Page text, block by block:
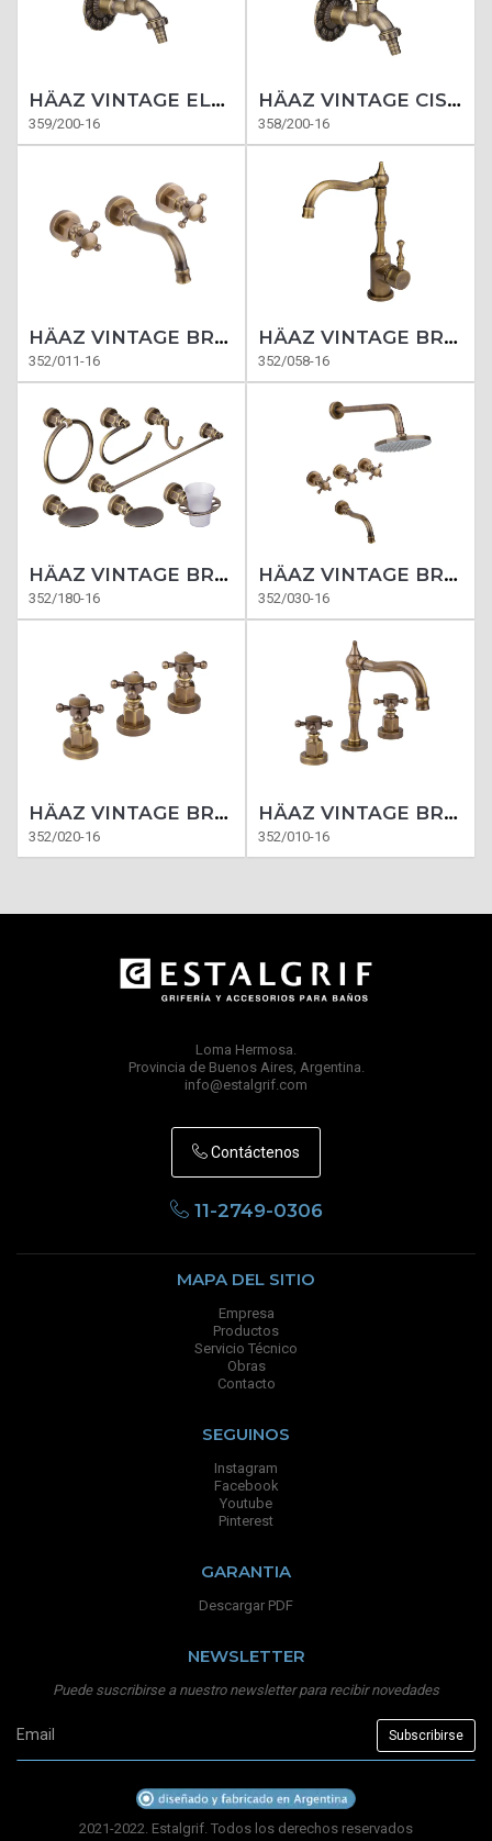
HÄAZ VINTAGE ELEFANTE BRONCE
359/200-16
HÄAZ VINTAGE CISNE BRONCE
358/200-16
HÄAZ VINTAGE BRONCE LAVATORIO PARED
352/011-16
HÄAZ VINTAGE BRONCE COCINA
352/058-16
HÄAZ VINTAGE BRONCE ACCESORIOS
352/180-16
HÄAZ VINTAGE BRONCE BAÑERA
352/030-16
HÄAZ VINTAGE BRONCE
352/020-16
HÄAZ VINTAGE BRONCE LAVATORIO
352/010-16
Loma Hermosa.
Provincia de Buenos Aires, Argentina.
info@estalgrif.com
Contáctenos
11-2749-0306
MAPA DEL SITIO
Empresa
Productos
Servicio Técnico
Obras
Contacto
SEGUINOS
Instagram
Facebook
Youtube
Pinterest
GARANTIA
Descargar PDF
NEWSLETTER
Puede suscribirse a nuestro newsletter para recibir novedades
2021-2022. Estalgrif. Todos los derechos reservados